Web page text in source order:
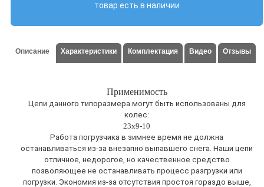
товар есть в наличии
Описание Характеристики Комплектация Видео Отзывы
Применимость
Цепи данного типоразмера могут быть использованы для
колес:
23x9-10
Работа погрузчика в зимнее время не должна
останавливаться из-за внезапно выпавшего снега. Наши цепи
отличное, недорогое, но качественное средство
позволяющее не останавливать процесс разгрузки или
погрузки. Экономия из-за отсутствия простоя гораздо выше,